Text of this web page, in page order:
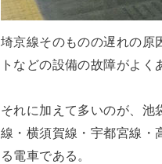
埼京線そのものの遅れの原
トなどの設備の故障がよく
それに加えて多いのが、池
線・横須賀線・宇都宮線・
る電車である。